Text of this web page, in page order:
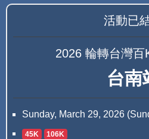
活動已
2026 輪轉台灣百
台南
Sunday, March 29, 2026
45K 106K